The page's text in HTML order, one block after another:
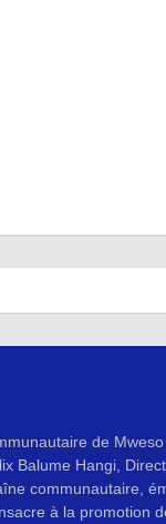
de
Balume Hangi,
communautaire,
à la promotion